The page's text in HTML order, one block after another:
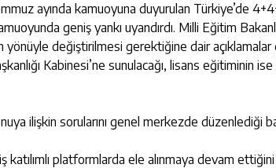
ayında kamuoyuna duyurulan Türkiye’de
geniş yankı uyandırdı. Milli Eğitim
değiştirilmesi gerektiğine dair açıklamalar
Kabinesi’ne sunulacağı, lisans eğitiminin
ilişkin sorularını genel merkezde düzenlediği
platformlarda ele alınmaya devam